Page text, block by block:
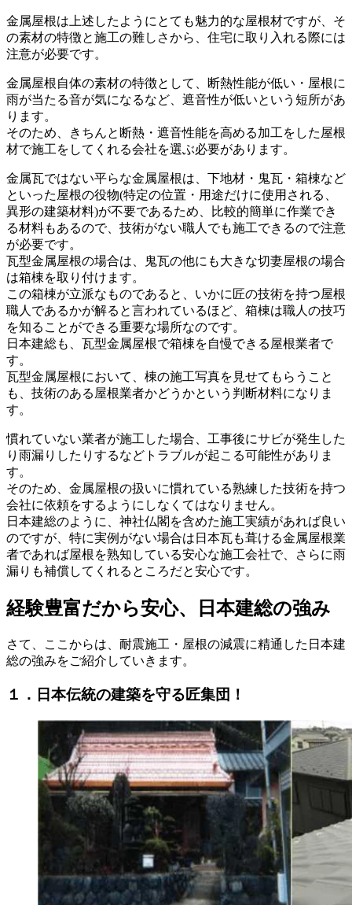
金属屋根は上述したようにとても魅力的な屋根材ですが、そ
の素材の特徴と施工の難しさから、住宅に取り入れる際には
注意が必要です。
金属屋根自体の素材の特徴として、断熱性能が低い・屋根に
雨が当たる音が気になるなど、遮音性が低いという短所があ
ります。
そのため、きちんと断熱・遮音性能を高める加工をした屋根
材で施工をしてくれる会社を選ぶ必要があります。
金属瓦ではない平らな金属屋根は、下地材・鬼瓦・箱棟など
といった屋根の役物(特定の位置・用途だけに使用される、
異形の建築材料)が不要であるため、比較的簡単に作業でき
る材料もあるので、技術がない職人でも施工できるので注意
が必要です。
瓦型金属屋根の場合は、鬼瓦の他にも大きな切妻屋根の場合
は箱棟を取り付けます。
この箱棟が立派なものであると、いかに匠の技術を持つ屋根
職人であるかが解ると言われているほど、箱棟は職人の技巧
を知ることができる重要な場所なのです。
日本建総も、瓦型金属屋根で箱棟を自慢できる屋根業者で
す。
瓦型金属屋根において、棟の施工写真を見せてもらうこと
も、技術のある屋根業者かどうかという判断材料になりま
す。
慣れていない業者が施工した場合、工事後にサビが発生した
り雨漏りしたりするなどトラブルが起こる可能性がありま
す。
そのため、金属屋根の扱いに慣れている熟練した技術を持つ
会社に依頼をするようにしなくてはなりません。
日本建総のように、神社仏閣を含めた施工実績があれば良い
のですが、特に実例がない場合は日本瓦も葺ける金属屋根業
者であれば屋根を熟知している安心な施工会社で、さらに雨
漏りも補償してくれるところだと安心です。
経験豊富だから安心、日本建総の強み
さて、ここからは、耐震施工・屋根の減震に精通した日本建
総の強みをご紹介していきます。
１．日本伝統の建築を守る匠集団！